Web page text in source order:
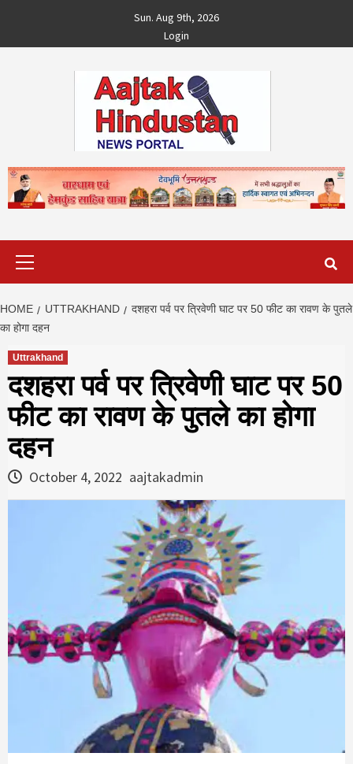
content
Sun. Aug 9th, 2026
Login
HOME UTTRAKHAND
दशहरा पर्व पर त्रिवेणी घाट पर 50 फीट का रावण के पुतले
का होगा दहन
Uttrakhand
दशहरा पर्व पर त्रिवेणी घाट पर 50
फीट का रावण के पुतले का होगा
दहन
October 4, 2022 aajtakadmin